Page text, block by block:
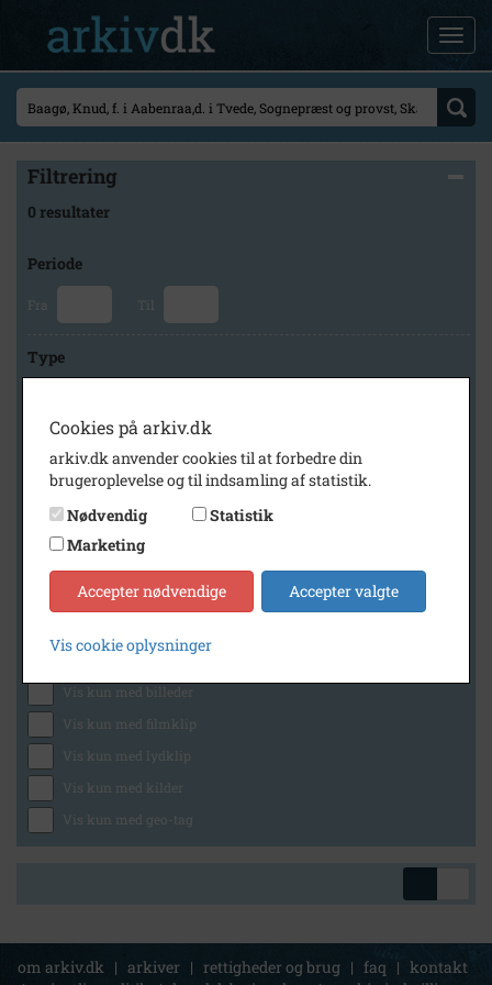
Filtrering
0 resultater
Periode
Fra Til
Type
Arkiv
Lokalhistorisk Forening for Skævinge og Omegn
Generelt
Vis kun med billeder
Vis kun med filmklip
Vis kun med lydklip
Vis kun med kilder
Vis kun med geo-tag
om arkiv.dk | arkiver | rettigheder og brug | faq | kontakt
Cookies på arkiv.dk
arkiv.dk anvender cookies til at forbedre din
brugeroplevelse og til indsamling af statistik.
Nødvendig
Statistik
Marketing
Accepter nødvendige Accepter valgte
Vis cookie oplysninger